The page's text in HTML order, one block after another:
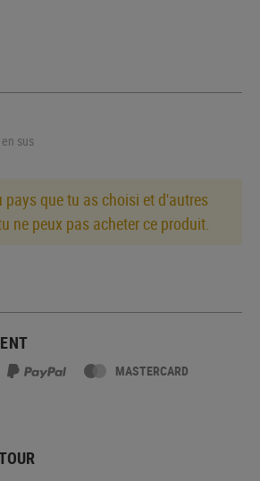
sus
pays que tu as choisi et d'autres
ne peux pas acheter ce produit.
MASTERCARD